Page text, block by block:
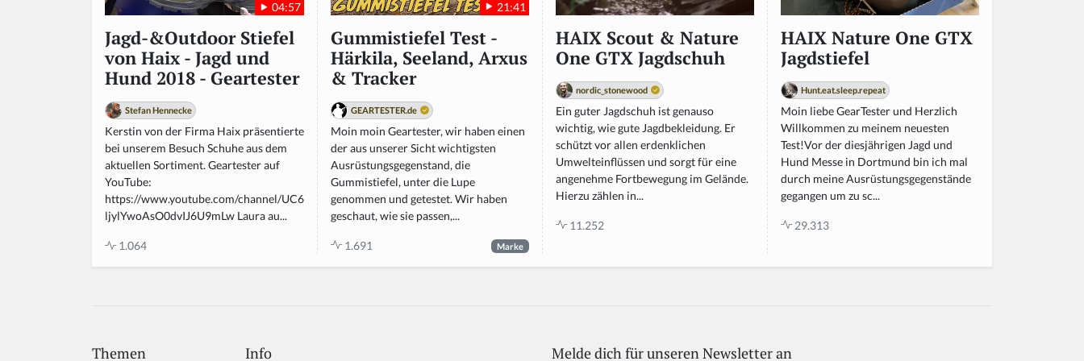
04:57
Jagd-&Outdoor Stiefel
von Haix - Jagd und
Hund 2018 - Geartester
Stefan Hennecke
Kerstin von der Firma Haix präsentierte
bei unserem Besuch Schuhe aus dem
aktuellen Sortiment. Geartester auf
YouTube:
https://www.youtube.com/channel/UC6
ljylYwoAsO0dvIJ6U9mLw Laura au...
1.064
21:41
Gummistiefel Test -
Härkila, Seeland, Arxus
& Tracker
GEARTESTER.de
Moin moin Geartester, wir haben einen
der aus unserer Sicht wichtigsten
Ausrüstungsgegenstand, die
Gummistiefel, unter die Lupe
genommen und getestet. Wir haben
geschaut, wie sie passen,...
1.691 Marke
HAIX Scout & Nature
One GTX Jagdschuh
nordic_stonewood
Ein guter Jagdschuh ist genauso
wichtig, wie gute Jagdbekleidung. Er
schützt vor allen erdenklichen
Umwelteinflüssen und sorgt für eine
angenehme Fortbewegung im Gelände.
Hierzu zählen in...
11.252
HAIX Nature One GTX
Jagdstiefel
Hunt.eat.sleep.repeat
Moin liebe GearTester und Herzlich
Willkommen zu meinem neuesten
Test!Vor der diesjährigen Jagd und
Hund Messe in Dortmund bin ich mal
durch meine Ausrüstungsgegenstände
gegangen um zu sc...
29.313
Themen Info If
Melde dich für unseren Newsletter an